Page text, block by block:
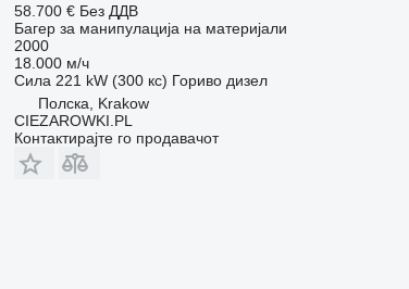
58.700 € Без ДДВ
Багер за манипулација на материјали
2000
18.000 м/ч
Сила 221 kW (300 кс) Гориво дизел
Полска, Krakow
CIEZAROWKI.PL
Контактирајте го продавачот